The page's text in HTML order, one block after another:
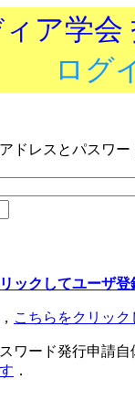
ア学
ログ
ドレスとパスワー
ックしてユーザ
こちらをクリッ
ワード発行申請自
．